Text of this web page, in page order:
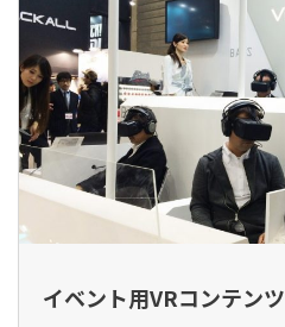
イベント用VRコンテンツ